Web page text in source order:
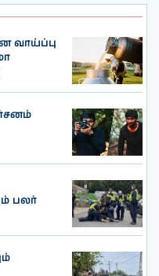
பலர்